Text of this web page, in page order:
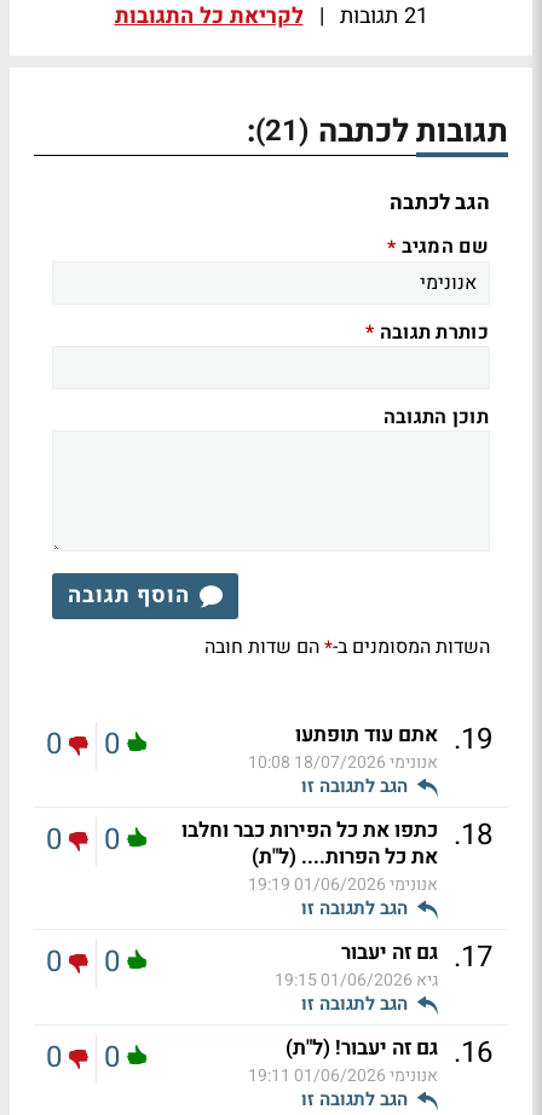
21 תגובות | לקריאת כל התגובות
תגובות לכתבה (21)
:
הגב לכתבה
שם המגיב *
כותרת תגובה *
תוכן התגובה
הוסף תגובה
השדות המסומנים ב-*הם שדות חובה
19
. אתם עוד תופתעו
אנונימי18/07/2026 10:08
הגב לתגובה זו
0
0
18
. כתפו את כל הפירות כבר וחלבו
את כל הפרות.... (ל"ת)
אנונימי01/06/2026 19:19
הגב לתגובה זו
0
0
17
. גם זה יעבור
גיא 01/06/2026 19:15
הגב לתגובה זו
0
0
16
. גם זה יעבור! (ל"ת)
אנונימי01/06/2026 19:11
הגב לתגובה זו
0
0